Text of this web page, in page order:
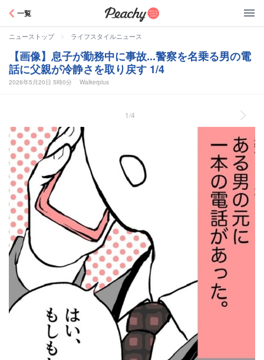
一覧
ニューストップ > ライフスタイルニュース
【画像】息子が勤務中に事故...警察を名乗る男の電
話に父親が冷静さを取り戻す 1/4
2026年5月20日 5時0分 Walkerplus
1/4